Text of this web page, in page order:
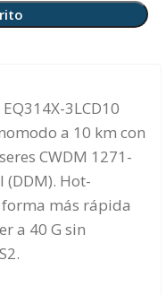
3LCD10
a 10 km con
CWDM 1271-
Hot-
forma más rápida
a 40 G sin